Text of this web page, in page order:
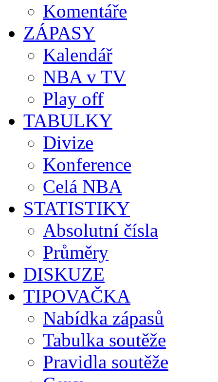
Komentáře
ZÁPASY
Kalendář
NBA v TV
Play off
TABULKY
Divize
Konference
Celá NBA
STATISTIKY
Absolutní čísla
Průměry
DISKUZE
TIPOVAČKA
Nabídka zápasů
Tabulka soutěže
Pravidla soutěže